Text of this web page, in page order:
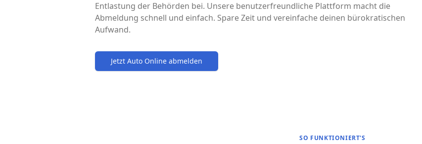
Entlastung der Behörden bei. Unsere benutzerfreundliche Plattform macht die
Abmeldung schnell und einfach. Spare Zeit und vereinfache deinen bürokratischen
Aufwand.
Jetzt Auto Online abmelden
SO FUNKTIONIERT'S